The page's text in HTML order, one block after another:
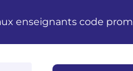
enseignants code